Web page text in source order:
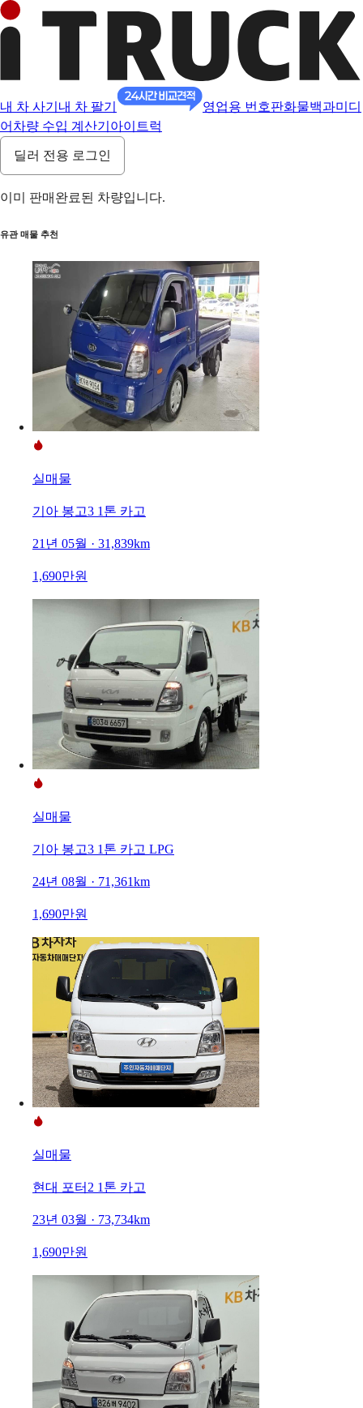
내 차 사기 내 차 팔기 영업용 번호판화물백과미디
어 차량 수입 계산기 아이트럭
딜러 전용 로그인
이미 판매완료된 차량입니다.
유관 매물 추천
실매물
기아 봉고3 1톤 카고
21년 05월 · 31,839km
1,690만원
실매물
기아 봉고3 1톤 카고 LPG
24년 08월 · 71,361km
1,690만원
실매물
현대 포터2 1톤 카고
23년 03월 · 73,734km
1,690만원